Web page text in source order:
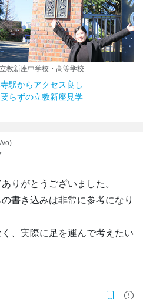
立教新座中学校・高等学校
駅からアクセス良し
らずの立教新座見学
りがとうございました。
書き込みは非常に参考になり
、実際に足を運んで考えたい